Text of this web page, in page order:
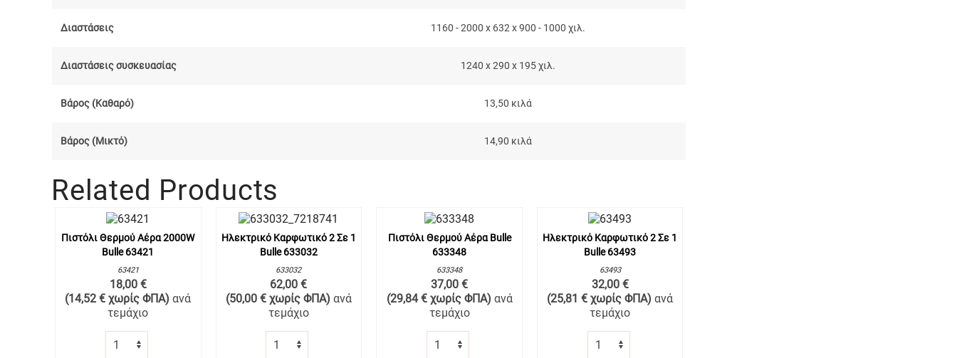
Διαστάσεις 1160 - 2000 x 632 x 900 - 1000 χιλ.
Διαστάσεις συσκευασίας 1240 x 290 x 195 χιλ.
Βάρος (Καθαρό) 13,50 κιλά
Βάρος (Μικτό) 14,90 κιλά
Related Products
Πιστόλι Θερμού Αέρα 2000W
Bulle 63421
63421
18,00 €
(14,52 € χωρίς ΦΠΑ)ανά
τεμάχιο
Ηλεκτρικό Καρφωτικό 2 Σε 1
Bulle 633032
633032
62,00 €
(50,00 € χωρίς ΦΠΑ) ανά
τεμάχιο
Πιστόλι Θερμού Αέρα Bulle
633348
633348
37,00 €
(29,84 € χωρίς ΦΠΑ) ανά
τεμάχιο
Ηλεκτρικό Καρφωτικό 2 Σε 1
Bulle 63493
63493
32,00 €
(25,81 € χωρίς ΦΠΑ)ανά
τεμάχιο